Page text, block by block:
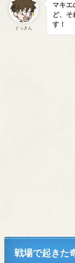
ぐっさん
マキエ
ど、
す！
戦場で起きた